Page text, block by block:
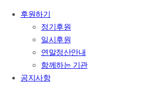
후원하기
정기후원
일시후원
연말정산안내
함께하는 기관
공지사항